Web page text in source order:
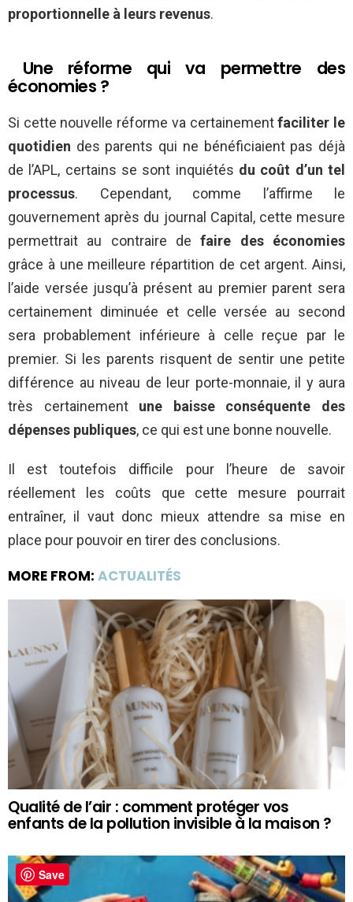
proportionnelle à leurs revenus.
Une réforme qui va permettre des
économies ?
Si cette nouvelle réforme va certainementfaciliter le
quotidien des parents qui ne bénéficiaient pas déjà
de l’APL, certains se sont inquiétés du coût d’un tel
processus. Cependant, comme l’affirme le
gouvernement après du journal Capital, cette mesure
permettrait au contraire defaire des économies
grâce à une meilleure répartition de cet argent. Ainsi,
l’aide versée jusqu’à présent au premier parent sera
certainement diminuée et celle versée au second
sera probablement inférieure à celle reçue par le
premier. Si les parents risquent de sentir une petite
différence au niveau de leur porte-monnaie, il y aura
très certainement une baisse conséquente des
dépenses publiques, ce qui est une bonne nouvelle.
Il est toutefois difficile pour l’heure de savoir
réellement les coûts que cette mesure pourrait
entraîner, il vaut donc mieux attendre sa mise en
place pour pouvoir en tirer des conclusions.
MORE FROM: ACTUALITÉS
Qualité de l’air : comment protéger vos
enfants de la pollution invisible à la maison ?
Save